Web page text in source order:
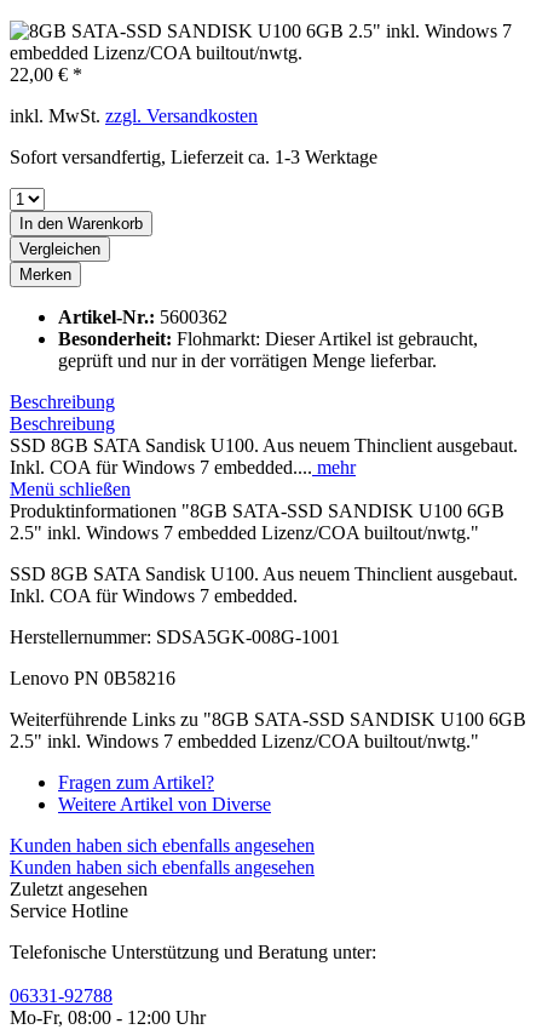
22,00 € *
inkl. MwSt. zzgl. Versandkosten
Sofort versandfertig, Lieferzeit ca. 1-3 Werktage
In den Warenkorb
Vergleichen
Merken
Artikel-Nr.: 5600362
Besonderheit: Flohmarkt: Dieser Artikel ist gebraucht,
geprüft und nur in der vorrätigen Menge lieferbar.
Beschreibung
Beschreibung
SSD 8GB SATA Sandisk U100. Aus neuem Thinclient ausgebaut.
Inkl. COA für Windows 7 embedded.... mehr
Menü schließen
Produktinformationen "8GB SATA-SSD SANDISK U100 6GB
2.5" inkl. Windows 7 embedded Lizenz/COA builtout/nwtg."
SSD 8GB SATA Sandisk U100. Aus neuem Thinclient ausgebaut.
Inkl. COA für Windows 7 embedded.
Herstellernummer: SDSA5GK-008G-1001
Lenovo PN 0B58216
Weiterführende Links zu "8GB SATA-SSD SANDISK U100 6GB
2.5" inkl. Windows 7 embedded Lizenz/COA builtout/nwtg."
Fragen zum Artikel?
Weitere Artikel von Diverse
Kunden haben sich ebenfalls angesehen
Kunden haben sich ebenfalls angesehen
Zuletzt angesehen
Service Hotline
Telefonische Unterstützung und Beratung unter:
06331-92788
Mo-Fr, 08:00 - 12:00 Uhr